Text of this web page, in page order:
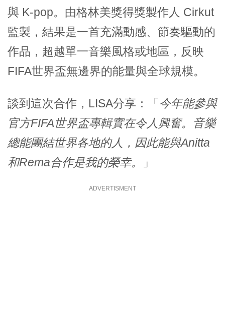
與 K-pop。由格林美獎得獎製作人 Cirkut
監製，結果是一首充滿動感、節奏驅動的
作品，超越單一音樂風格或地區，反映
FIFA世界盃無邊界的能量與全球規模。
談到這次合作，LISA分享：「 今年能參與
官方FIFA世界盃專輯實在令人興奮。音樂
總能團結世界各地的人，因此能與Anitta
和Rema合作是我的榮幸。
」
ADVERTISMENT